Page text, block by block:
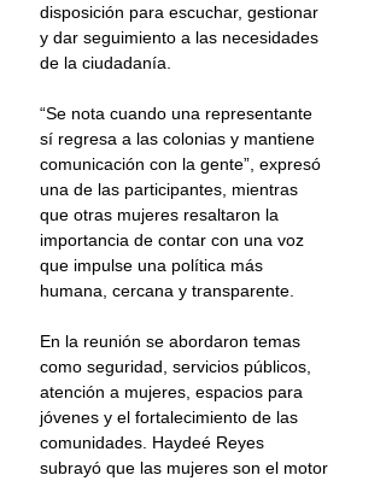
disposición para escuchar, gestionar
y dar seguimiento a las necesidades
de la ciudadanía.
“Se nota cuando una representante
sí regresa a las colonias y mantiene
comunicación con la gente”, expresó
una de las participantes, mientras
que otras mujeres resaltaron la
importancia de contar con una voz
que impulse una política más
humana, cercana y transparente.
En la reunión se abordaron temas
como seguridad, servicios públicos,
atención a mujeres, espacios para
jóvenes y el fortalecimiento de las
comunidades. Haydeé Reyes
subrayó que las mujeres son el motor